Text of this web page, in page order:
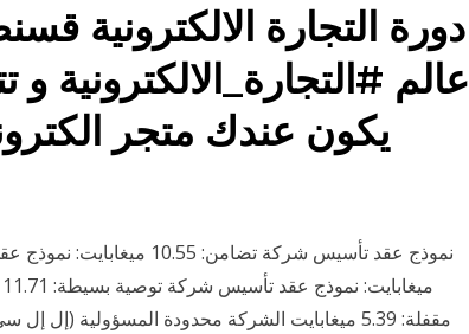
دورة التجارة الالكترونية
عالم #التجارة_الالكترونية و
يكون عندك متجر
مقفلة: 5.39 ميغابايت الشركة محدودة